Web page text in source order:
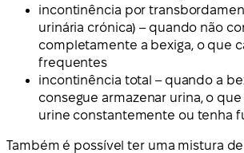
incontinência por
urinária crónica) – quando não
completamente a bexiga, o que
frequentes
incontinência total – quando a
consegue armazenar urina, o
urine constantemente ou tenha
Também é possível ter uma mistura